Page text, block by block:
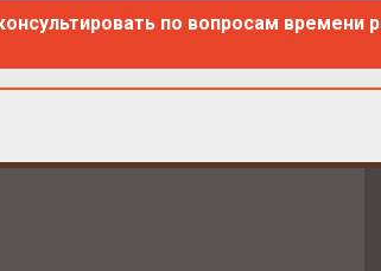
по вопросам